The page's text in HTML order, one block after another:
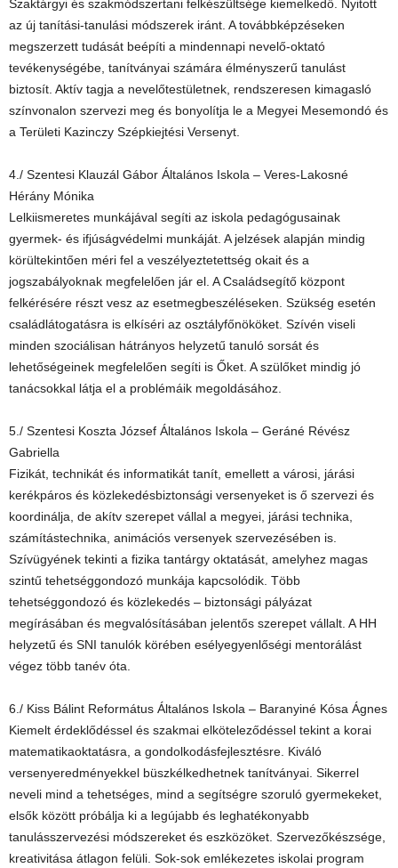
Szaktárgyi és szakmódszertani felkészültsége kiemelkedő. Nyitott
az új tanítási-tanulási módszerek iránt. A továbbképzéseken
megszerzett tudását beépíti a mindennapi nevelő-oktató
tevékenységébe, tanítványai számára élményszerű tanulást
biztosít. Aktív tagja a nevelőtestületnek, rendszeresen kimagasló
színvonalon szervezi meg és bonyolítja le a Megyei Mesemondó és
a Területi Kazinczy Szépkiejtési Versenyt.
4./ Szentesi Klauzál Gábor Általános Iskola – Veres-Lakosné
Hérány Mónika
Lelkiismeretes munkájával segíti az iskola pedagógusainak
gyermek- és ifjúságvédelmi munkáját. A jelzések alapján mindig
körültekintően méri fel a veszélyeztetettség okait és a
jogszabályoknak megfelelően jár el. A Családsegítő központ
felkérésére részt vesz az esetmegbeszéléseken. Szükség esetén
családlátogatásra is elkíséri az osztályfőnököket. Szívén viseli
minden szociálisan hátrányos helyzetű tanuló sorsát és
lehetőségeinek megfelelően segíti is Őket. A szülőket mindig jó
tanácsokkal látja el a problémáik megoldásához.
5./ Szentesi Koszta József Általános Iskola – Geráné Révész
Gabriella
Fizikát, technikát és informatikát tanít, emellett a városi, járási
kerékpáros és közlekedésbiztonsági versenyeket is ő szervezi és
koordinálja, de akítv szerepet vállal a megyei, járási technika,
számítástechnika, animációs versenyek szervezésében is.
Szívügyének tekinti a fizika tantárgy oktatását, amelyhez magas
szintű tehetséggondozó munkája kapcsolódik. Több
tehetséggondozó és közlekedés – biztonsági pályázat
megírásában és megvalósításában jelentős szerepet vállalt. A HH
helyzetű és SNI tanulók körében esélyegyenlőségi mentorálást
végez több tanév óta.
6./ Kiss Bálint Református Általános Iskola – Baranyiné Kósa Ágnes
Kiemelt érdeklődéssel és szakmai elköteleződéssel tekint a korai
matematikaoktatásra, a gondolkodásfejlesztésre. Kiváló
versenyeredményekkel büszkélkedhetnek tanítványai. Sikerrel
neveli mind a tehetséges, mind a segítségre szoruló gyermekeket,
elsők között próbálja ki a legújabb és leghatékonyabb
tanulásszervezési módszereket és eszközöket. Szervezőkészsége,
kreativitása átlagon felüli. Sok-sok emlékezetes iskolai program